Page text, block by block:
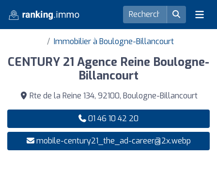
Immobilier à Boulogne-Billancourt
CENTURY 21 Agence Reine Boulogne-
Billancourt
Rte de la Reine 134, 92100, Boulogne-Billancourt
01 46 10 42 20
mobile-century21_the_ad-career@2x.webp